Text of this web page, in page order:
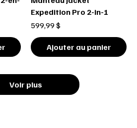
Expedition Pro 2-in-1
Prix
599,99 $
Ajouter au panier
Voir plus